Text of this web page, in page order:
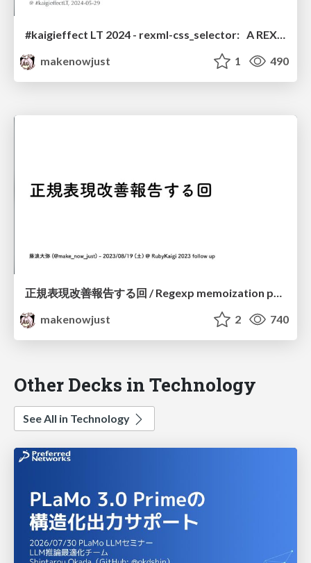
#kaigieffect LT 2024 - rexml-css_selector: A REXML extension for supporting CSS selector
makenowjust
1 490
正規表現改善報告する回 / Regexp memoization progress report
makenowjust
2 740
Other Decks in Technology
See All in Technology